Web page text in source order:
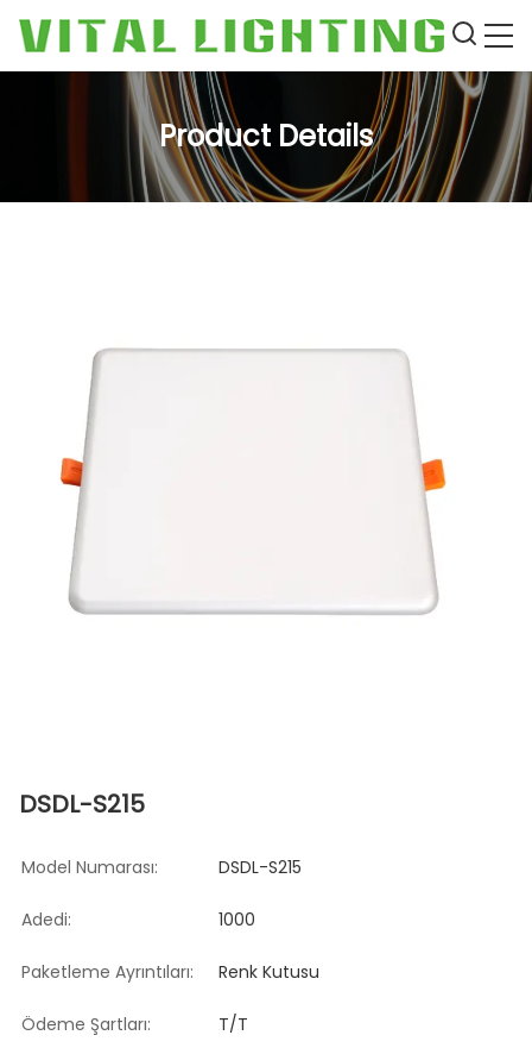
Product Details
DSDL-S215
Model Numarası: DSDL-S215
Adedi: 1000
Paketleme Ayrıntıları: Renk Kutusu
Ödeme Şartları: T/T